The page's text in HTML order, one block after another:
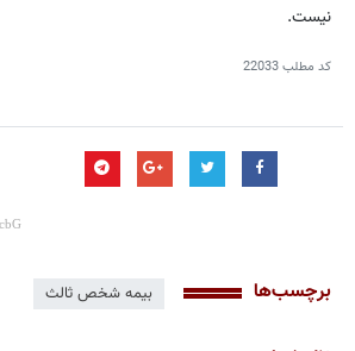
نیست.
کد مطلب22033
برچسب‌ها بیمه شخص ثالث